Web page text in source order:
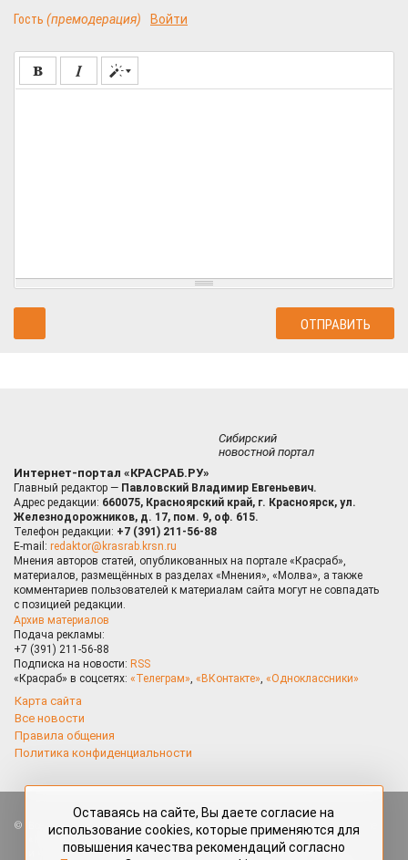
Гость (премодерация) Войти
Сибирский
новостной портал
Интернет-портал «КРАСРАБ.РУ»
Главный редактор — Павловский Владимир Евгеньевич.
Адрес редакции: 660075, Красноярский край, г. Красноярск, ул.
Железнодорожников, д. 17, пом. 9, оф. 615.
Телефон редакции: +7 (391) 211-56-88
E-mail: redaktor@krasrab.krsn.ru
Мнения авторов статей, опубликованных на портале «Красраб»,
материалов, размещённых в разделах «Мнения», «Молва», а также
комментариев пользователей к материалам сайта могут не совпадать
с позицией редакции.
Архив материалов
Подача рекламы:
+7 (391) 211-56-88
Подписка на новости: RSS
«Красраб» в соцсетях: «Телеграм», «ВКонтакте», «Одноклассники»
Карта сайта
Все новости
Правила общения
Политика конфиденциальности
Все права защищены. Любые материалы, размещённые на портале
«Красраб.ру» сотрудниками редакции, нештатными авторами
и читателями, являются объектами авторского права. Полное или
Оставаясь на сайте, Вы даете согласие на
использование cookies, которые применяются для
повышения качества рекомендаций согласно